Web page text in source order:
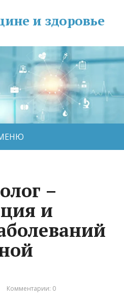
и здоровье
–
и
Комментарии: 0